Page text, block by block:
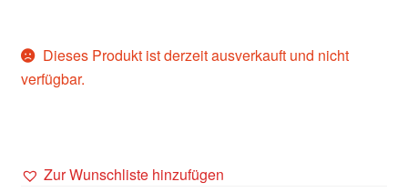
Dieses Produkt ist derzeit ausverkauft und nicht
verfügbar.
Zur Wunschliste hinzufügen